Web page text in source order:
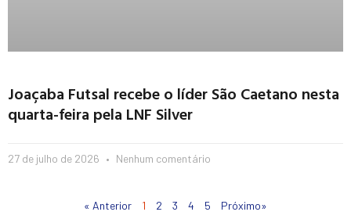
Joaçaba Futsal recebe o líder São Caetano nesta
quarta-feira pela LNF Silver
27 de julho de 2026 Nenhum comentário
« Anterior 1 2 3 4 5 Próximo»